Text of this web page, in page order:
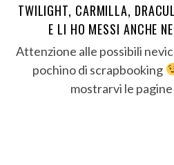
TWILIGHT, CARMILLA,
E LI HO MESSI ANCHE
Attenzione alle possibili
pochino di scrapbooking
mostrarvi le